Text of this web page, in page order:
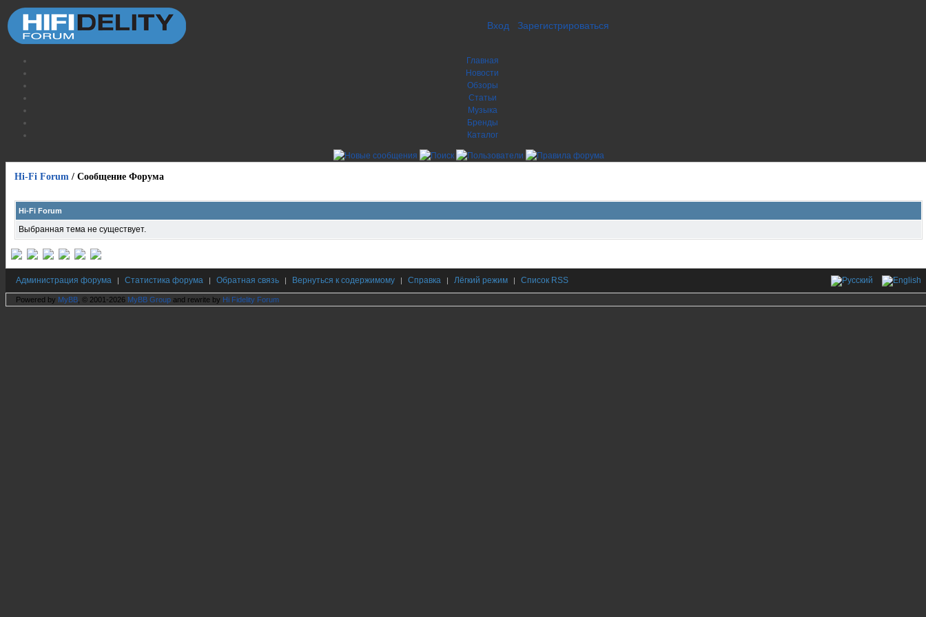
Вход Зарегистрироваться
Главная
Новости
Обзоры
Статьи
Музыка
Бренды
Каталог
Hi-Fi Forum / Сообщение Форума
Hi-Fi Forum
Выбранная тема не существует.
Администрация форума | Статистика форума | Обратная связь | Вернуться к содержимому | Справка | Лёгкий режим | Список RSS
Powered by MyBB , © 2001-2026 MyBB Group and rewrite by Hi Fidelity Forum